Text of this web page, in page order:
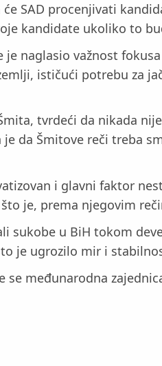
SAD procenjivati
kandidate ukoliko to
naglasio važnost
ističući potrebu za
tvrdeći da nikada
je da Šmitove reči treba
i glavni faktor
je, prema njegovim
sukobe u BiH tokom
je ugrozilo mir i
međunarodna